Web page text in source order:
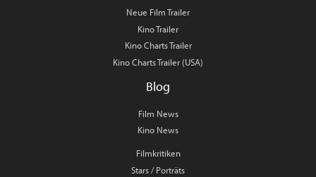
Neue Film Trailer
Kino Trailer
Kino Charts Trailer
Kino Charts Trailer (USA)
Blog
Film News
Kino News
Filmkritiken
Stars / Porträts